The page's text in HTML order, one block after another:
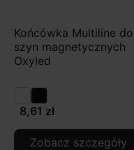
Końcówka Multiline do
szyn magnetycznych
Oxyled
8,61 zł
Zobacz szczegóły